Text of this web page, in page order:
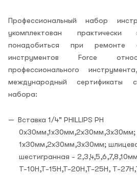
Профессиональный набор
укомплектован
понадобиться при ремонте
инструментов Force
профессионального
международный сертификаты
набора:
Вставка 1/4" PHILLIPS PH
0х30мм,1х30мм,2х30мм,3х30мм;
1х30мм,2х30мм,3х30мм;
шестигранная -
Т-10Н,Т-15Н,Т-20Н,Т-25Н, Т-